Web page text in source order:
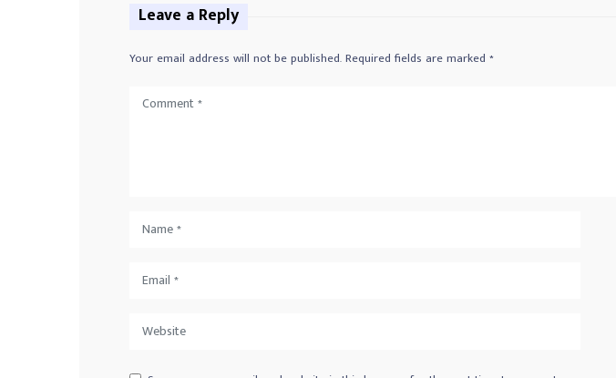
Leave a Reply
Your email address will not be published.Required fields are marked *